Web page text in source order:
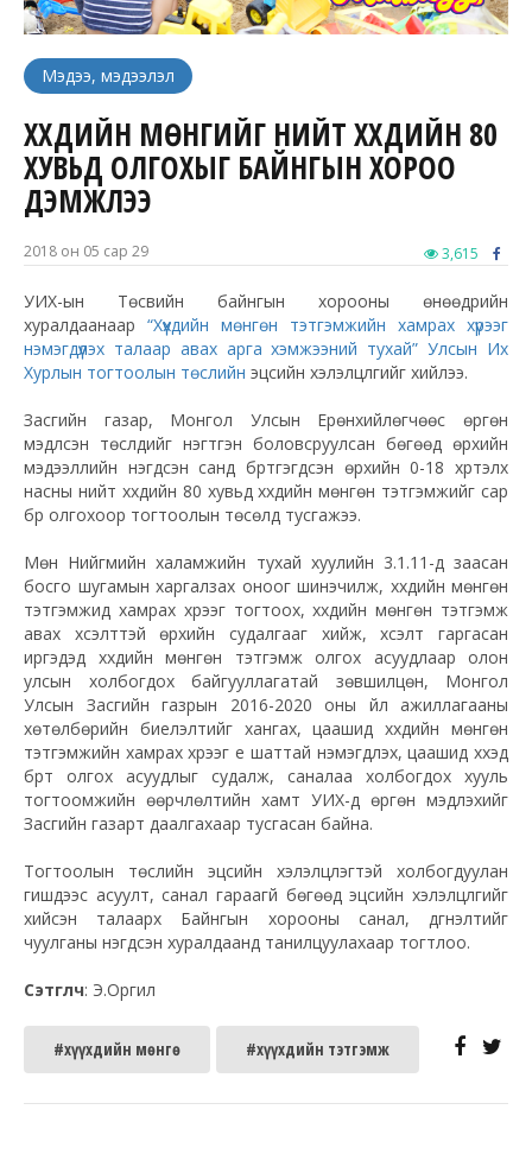
Мэдээ, мэдээлэл
ХҮҮХДИЙН МӨНГИЙГ НИЙТ ХҮҮХДИЙН 80
ХУВЬД ОЛГОХЫГ БАЙНГЫН ХОРОО
ДЭМЖЛЭЭ
2018 он 05 сар 29 3,615
УИХ-ын Төсвийн байнгын хорооны өнөөдрийн
хуралдаанаар “Хүүхдийн мөнгөн тэтгэмжийн хамрах хүрээг
нэмэгдүүлэх талаар авах арга хэмжээний тухай” Улсын Их
Хурлын тогтоолын төслийн эцсийн хэлэлцүүлгийг хийлээ.
Засгийн газар, Монгол Улсын Ерөнхийлөгчөөс өргөн
мэдүүлсэн төслүүдийг нэгтгэн боловсруулсан бөгөөд өрхийн
мэдээллийн нэгдсэн санд бүртгэгдсэн өрхийн 0-18 хүртэлх
насны нийт хүүхдийн 80 хувьд хүүхдийн мөнгөн тэтгэмжийг сар
бүр олгохоор тогтоолын төсөлд тусгажээ.
Мөн Нийгмийн халамжийн тухай хуулийн 3.1.11-д заасан
босго шугамын харгалзах оноог шинэчилж, хүүхдийн мөнгөн
тэтгэмжид хамрах хүрээг тогтоох, хүүхдийн мөнгөн тэтгэмж
авах хүсэлттэй өрхийн судалгааг хийж, хүсэлт гаргасан
иргэдэд хүүхдийн мөнгөн тэтгэмж олгох асуудлаар олон
улсын холбогдох байгууллагатай зөвшилцөн, Монгол
Улсын Засгийн газрын 2016-2020 оны үйл ажиллагааны
хөтөлбөрийн биелэлтийг хангах, цаашид хүүхдийн мөнгөн
тэтгэмжийн хамрах хүрээг үе шаттай нэмэгдүүлэх, цаашид хүүхэд
бүрт олгох асуудлыг судалж, саналаа холбогдох хууль
тогтоомжийн өөрчлөлтийн хамт УИХ-д өргөн мэдүүлэхийг
Засгийн газарт даалгахаар тусгасан байна.
Тогтоолын төслийн эцсийн хэлэлцүүлэгтэй холбогдуулан
гишүүдээс асуулт, санал гараагүй бөгөөд эцсийн хэлэлцүүлгийг
хийсэн талаарх Байнгын хорооны санал, дүгнэлтийг
чуулганы нэгдсэн хуралдаанд танилцуулахаар тогтлоо.
Сэтгүүлч: Э.Оргил
#хүүхдийн мөнгө #хүүхдийн тэтгэмж